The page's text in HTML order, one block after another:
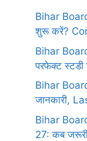
Bihar
शुरू करें?
Bihar
परफेक्ट स्टडी
Bihar
जानकारी,
Bihar
27: कब